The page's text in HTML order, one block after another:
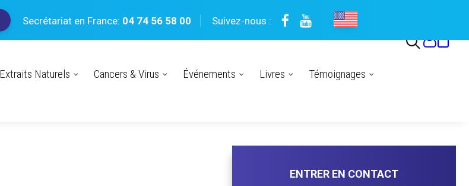
Secrétariat en France: 04 74 56 58 00 Suivez-nous :
Extraits Naturels Cancers & Virus Événements Livres
Témoignages
ENTRER EN CONTACT